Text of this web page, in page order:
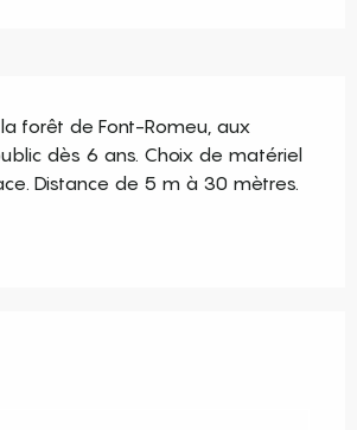
forêt de Font-Romeu, aux
dès 6 ans. Choix de matériel
Distance de 5 m à 30 mètres.